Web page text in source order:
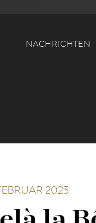
Main
NACHRICHTEN
2023